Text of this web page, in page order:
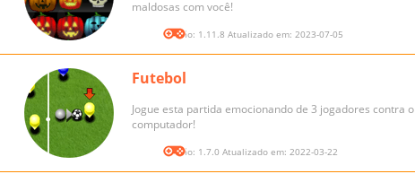
maldosas com você!
Versão: 1.11.8 Atualizado em: 2023-07-05
Futebol
Jogue esta partida emocionando de 3 jogadores contra o
computador!
Versão: 1.7.0 Atualizado em: 2022-03-22